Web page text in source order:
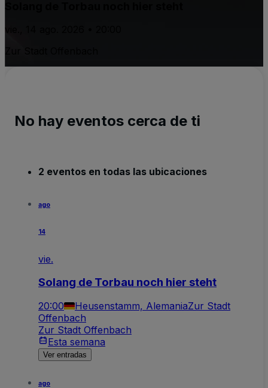
No hay eventos cerca de ti
2 eventos en todas las ubicaciones
ago
14
vie.
Solang de Torbau noch hier steht
20:00 Heusenstamm, AlemaniaZur Stadt
Offenbach
Zur Stadt Offenbach
Esta semana
Ver entradas
ago